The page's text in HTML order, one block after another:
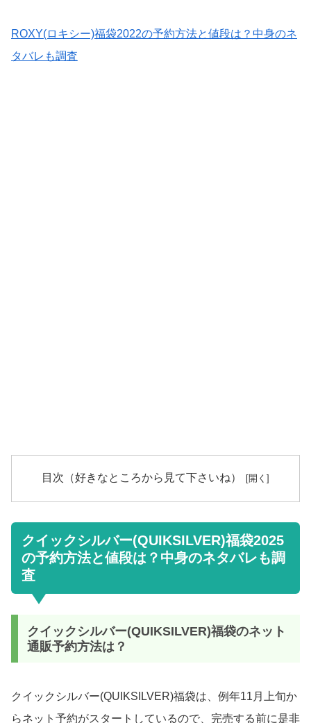
ROXY(ロキシー)福袋2022の予約方法と値段は？中身のネ
タバレも調査
目次（好きなところから見て下さいね）
クイックシルバー(QUIKSILVER)福袋2025
の予約方法と値段は？中身のネタバレも調
査
クイックシルバー(QUIKSILVER)福袋のネット
通販予約方法は？
クイックシルバー(QUIKSILVER)福袋は、例年11月上旬か
らネット予約がスタートしているので、完売する前に是非